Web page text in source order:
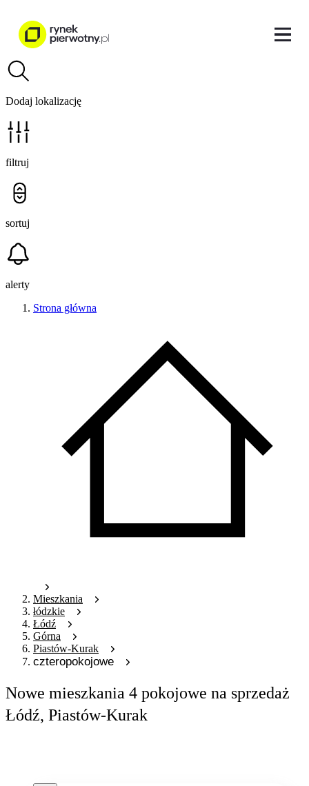
Dodaj lokalizację
filtruj
sortuj
alerty
Strona główna
Mieszkania
łódzkie
Łódź
Górna
Piastów-Kurak
czteropokojowe
Nowe mieszkania 4 pokojowe na sprzedaż
Łódź, Piastów-Kurak